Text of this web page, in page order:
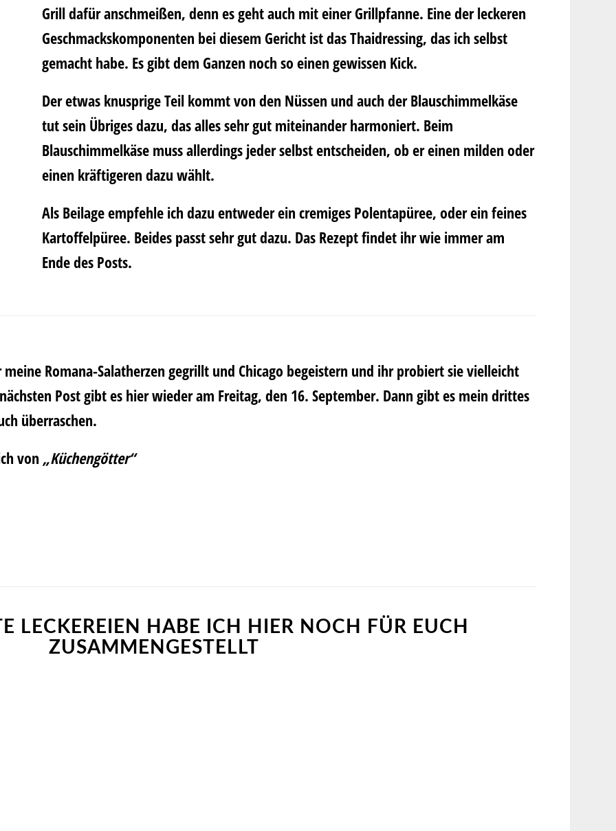
Grill dafür anschmeißen, denn es geht auch mit einer Grillpfanne. Eine der leckeren
Geschmackskomponenten bei diesem Gericht ist das Thaidressing, das ich selbst
gemacht habe. Es gibt dem Ganzen noch so einen gewissen Kick.
Der etwas knusprige Teil kommt von den Nüssen und auch der Blauschimmelkäse
tut sein Übriges dazu, das alles sehr gut miteinander harmoniert. Beim
Blauschimmelkäse muss allerdings jeder selbst entscheiden, ob er einen milden oder
einen kräftigeren dazu wählt.
Als Beilage empfehle ich dazu entweder ein cremiges Polentapüree, oder ein feines
Kartoffelpüree. Beides passt sehr gut dazu. Das Rezept findet ihr wie immer am
Ende des Posts.
Romana-Salatherzen gegrillt und Chicago begeistern und ihr probiert sie vielleicht
Post gibt es hier wieder am Freitag, den 16. September. Dann gibt es mein drittes
überraschen.
von „Küchengötter“
LECKEREIEN HABE ICH HIER NOCH FÜR EUCH
ZUSAMMENGESTELLT